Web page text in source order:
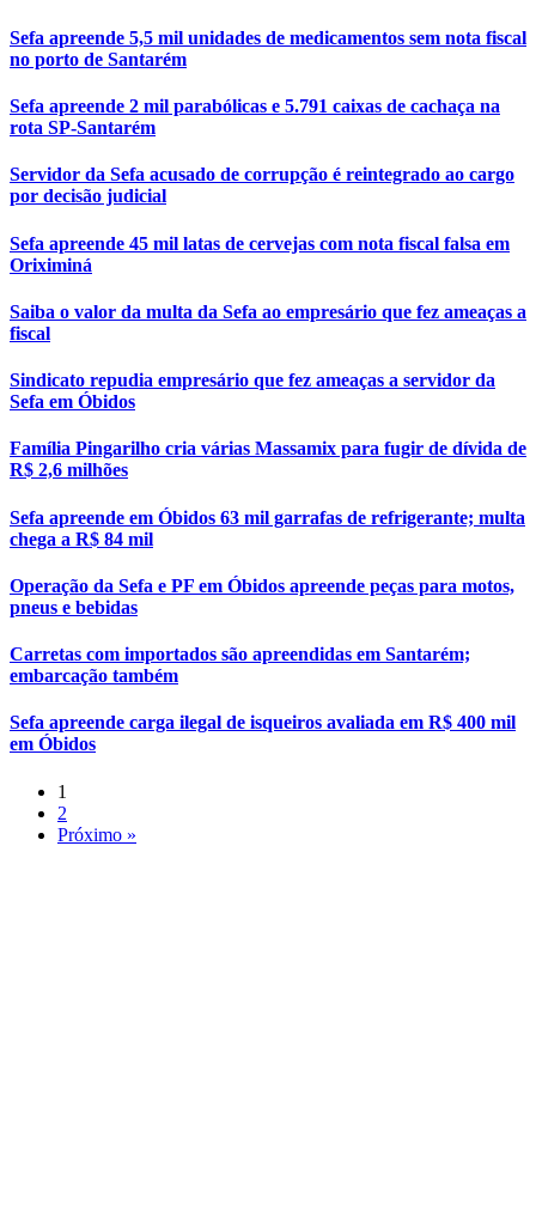
Sefa apreende 5,5 mil unidades de medicamentos sem nota fiscal
no porto de Santarém
Sefa apreende 2 mil parabólicas e 5.791 caixas de cachaça na
rota SP-Santarém
Servidor da Sefa acusado de corrupção é reintegrado ao cargo
por decisão judicial
Sefa apreende 45 mil latas de cervejas com nota fiscal falsa em
Oriximiná
Saiba o valor da multa da Sefa ao empresário que fez ameaças a
fiscal
Sindicato repudia empresário que fez ameaças a servidor da
Sefa em Óbidos
Família Pingarilho cria várias Massamix para fugir de dívida de
R$ 2,6 milhões
Sefa apreende em Óbidos 63 mil garrafas de refrigerante; multa
chega a R$ 84 mil
Operação da Sefa e PF em Óbidos apreende peças para motos,
pneus e bebidas
Carretas com importados são apreendidas em Santarém;
embarcação também
Sefa apreende carga ilegal de isqueiros avaliada em R$ 400 mil
em Óbidos
1
2
Próximo »